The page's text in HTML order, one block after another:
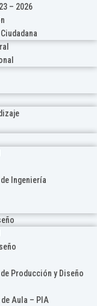
– 2026
Ingeniería
Producción y Diseño
Aula – PIA